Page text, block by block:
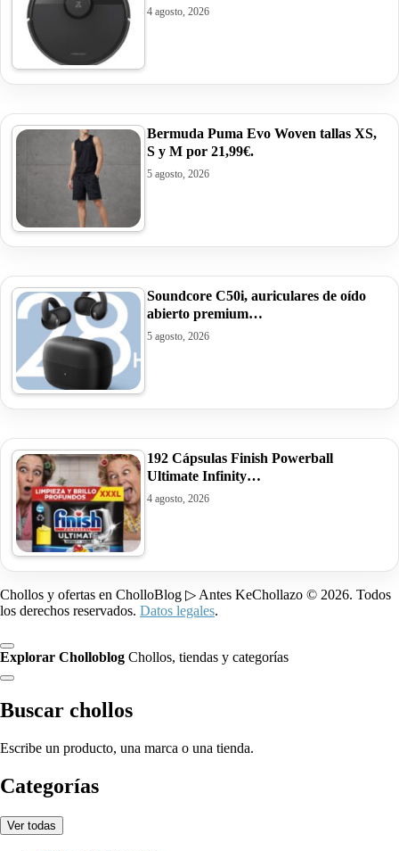
4 agosto, 2026
Bermuda Puma Evo Woven tallas XS,
S y M por 21,99€.
5 agosto, 2026
Soundcore C50i, auriculares de oído
abierto premium…
5 agosto, 2026
192 Cápsulas Finish Powerball
Ultimate Infinity…
4 agosto, 2026
Chollos y ofertas en CholloBlog ▷ Antes KeChollazo © 2026. Todos
los derechos reservados. Datos legales.
Explorar Cholloblog Chollos, tiendas y categorías
Buscar chollos
Escribe un producto, una marca o una tienda.
Categorías
Ver todas